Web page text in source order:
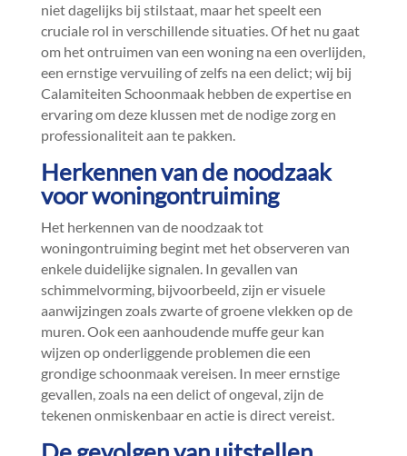
niet dagelijks bij stilstaat, maar het speelt een
cruciale rol in verschillende situaties.​ Of het nu gaat
om het ontruimen van een woning na een overlijden,
een ernstige vervuiling of zelfs na een delict; wij bij
Calamiteiten Schoonmaak hebben de expertise en
ervaring om deze klussen met de nodige zorg en
professionaliteit aan te pakken.​
Herkennen van de noodzaak
voor woningontruiming
Het herkennen van de noodzaak tot
woningontruiming begint met het observeren van
enkele duidelijke signalen.​ In gevallen van
schimmelvorming, bijvoorbeeld, zijn er visuele
aanwijzingen zoals zwarte of groene vlekken op de
muren.​ Ook een aanhoudende muffe geur kan
wijzen op onderliggende problemen die een
grondige schoonmaak vereisen.​ In meer ernstige
gevallen, zoals na een delict of ongeval, zijn de
tekenen onmiskenbaar en actie is direct vereist.​